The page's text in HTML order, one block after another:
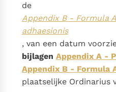
de
Appendix B - Formula
adhaesionis
, van een datum
bijlagen Appendix A -
Appendix B - Formula
plaatselijke Ordinarius